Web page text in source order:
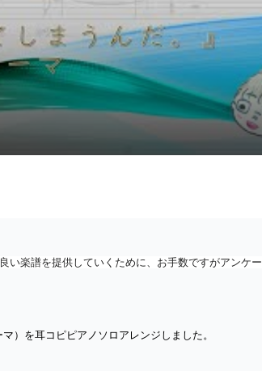
い楽譜を提供していくために、お手数ですがアンケ
）を耳コピピアノソロアレンジしました。